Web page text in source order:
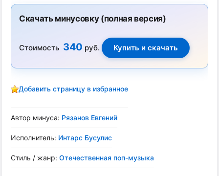
Скачать минусовку (полная версия)
Стоимость 340 руб.
Добавить страницу в избранное
Автор минуса: Рязанов Евгений
Исполнитель: Интарс Бусулис
Стиль / жанр: Отечественная поп-музыка